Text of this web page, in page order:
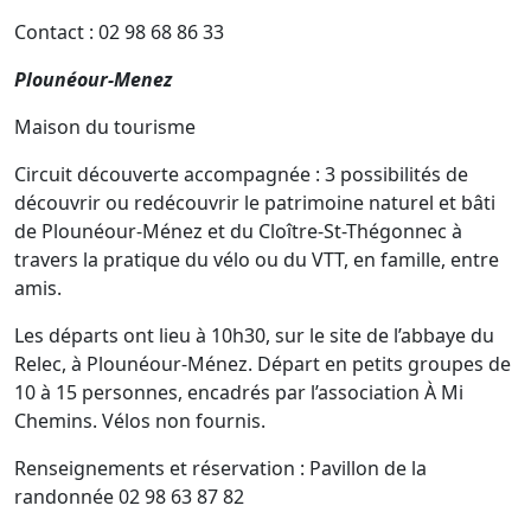
Contact : 02 98 68 86 33
Plounéour-Menez
Maison du tourisme
Circuit découverte accompagnée : 3 possibilités de
découvrir ou redécouvrir le patrimoine naturel et bâti
de Plounéour-Ménez et du Cloître-St-Thégonnec à
travers la pratique du vélo ou du VTT, en famille, entre
amis.
Les départs ont lieu à 10h30, sur le site de l’abbaye du
Relec, à Plounéour-Ménez. Départ en petits groupes de
10 à 15 personnes, encadrés par l’association À Mi
Chemins. Vélos non fournis.
Renseignements et réservation : Pavillon de la
randonnée 02 98 63 87 82